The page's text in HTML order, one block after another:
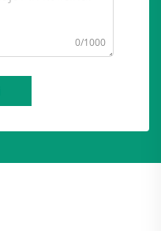
0/1000